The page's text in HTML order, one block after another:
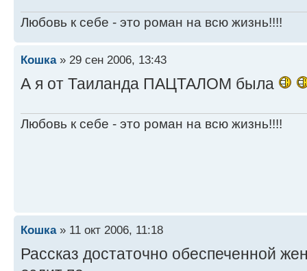
Любовь к себе - это роман на всю жизнь!!!!
Кошка» 29 сен 2006, 13:43
А я от Таиланда ПАЦТАЛОМ была
Любовь к себе - это роман на всю жизнь!!!!
Кошка» 11 окт 2006, 11:18
Рассказ достаточно обеспеченной